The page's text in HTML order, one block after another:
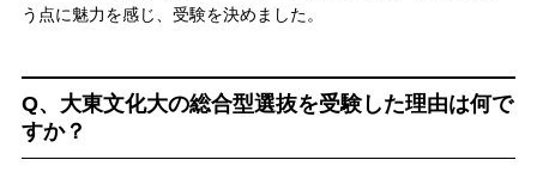
う点に魅力を感じ、受験を決めました。
Q、大東文化大の総合型選抜を受験した理由は何で
すか？